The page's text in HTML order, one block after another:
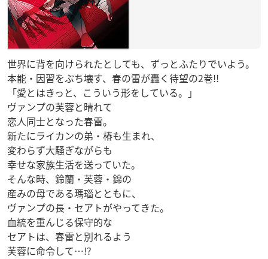
世界に背を向けられたとしても、ずっとふたりでいよう。
本能・因習をぶち壊す、春の雷が轟く待望の2巻!!
「愛とはきっと、こういう形をしている。」
ヴァンプの芙蓉と晴れて
恋人同士となった春雷。
新たにライカンの弟・椿も生まれ、
変わらず大騒ぎながらも
幸せな家族生活を送っていた。
そんな時、鈴蘭・芙蓉・錦の
産みの母である瑪瑙とともに、
ヴァンプの長・セアトがやってきた。
血統を重んじる保守的な
セアトは、春雷と別れるよう
芙蓉に命令して…!?